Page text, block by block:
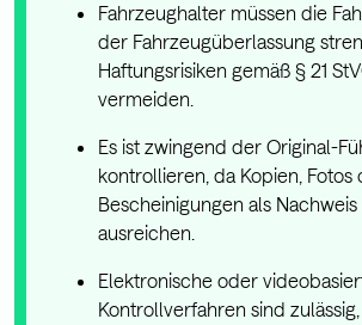
Fahrzeughalter müssen die
der Fahrzeugüberlassung
Haftungsrisiken gemäß § 21
vermeiden.
Es ist zwingend der Original-
kontrollieren, da Kopien, Fotos
Bescheinigungen als
ausreichen.
Elektronische oder
Kontrollverfahren sind